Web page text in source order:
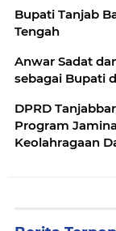
Bupati Tanjab
Tengah
Anwar Sadat
sebagai Bupati
DPRD
Program
Keolahragaan